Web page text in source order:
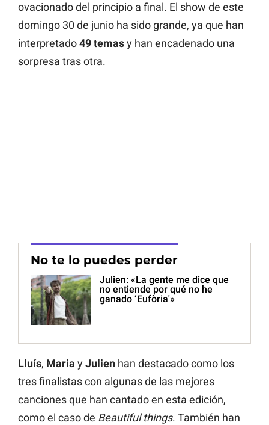
ovacionado del principio a final. El show de este
domingo 30 de junio ha sido grande, ya que han
interpretado49 temasy han encadenado una
sorpresa tras otra.
No te lo puedes perder
Julien: «La gente me dice que
no entiende por qué no he
ganado ‘Eufòria'»
Lluís, Maria y Julien han destacado como los
tres finalistas con algunas de las mejores
canciones que han cantado en esta edición,
como el caso de Beautiful things. También han